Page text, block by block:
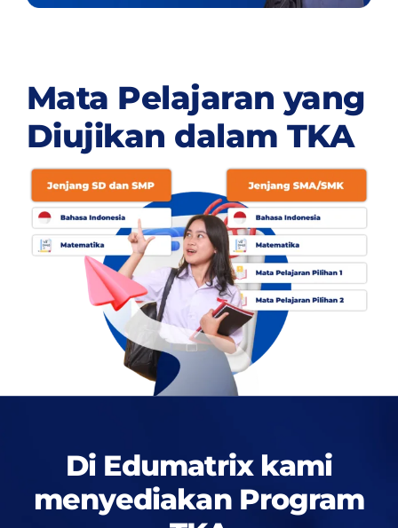
Mata Pelajaran yang
Diujikan dalam TKA
Di Edumatrix kami
menyediakan Program